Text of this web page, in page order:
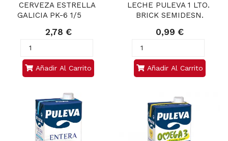
CERVEZA ESTRELLA
GALICIA PK-6 1/5
2,78 €
Añadir Al Carrito
LECHE PULEVA 1 LTO.
BRICK SEMIDESN.
0,99 €
Añadir Al Carrito